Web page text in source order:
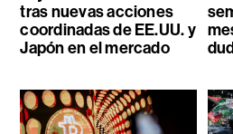
tras nuevas acciones
coordinadas de EE.UU. y
Japón en el mercado